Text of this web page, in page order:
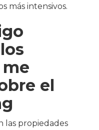
más intensivos.
el
las propiedades